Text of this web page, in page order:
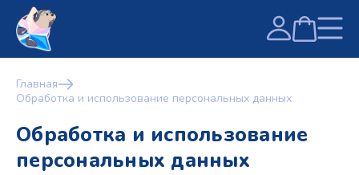
Главная
Обработка и использование персональных данных
Обработка и использование
персональных данных